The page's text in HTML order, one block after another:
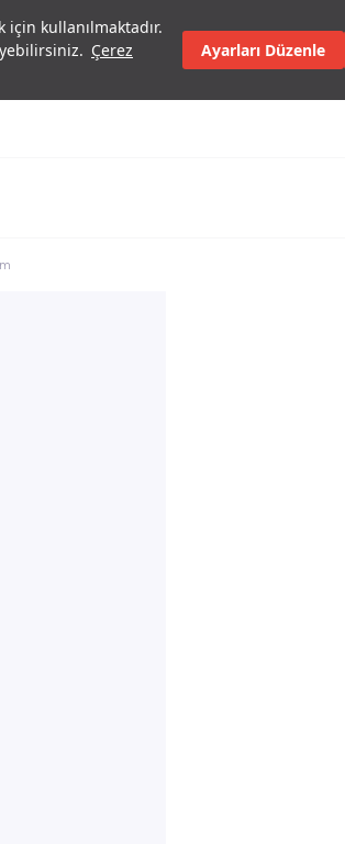
kullanılmaktadır.
Çerez
Ayarları Düzenle
İlişkileriYetkili Servisler ve Hizmetler